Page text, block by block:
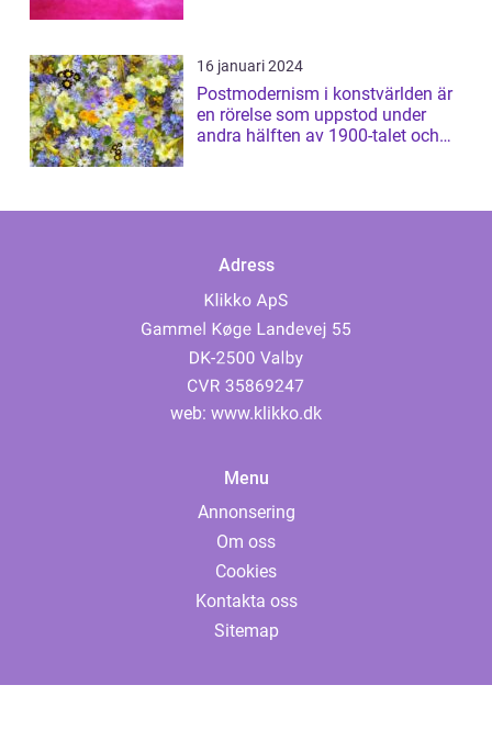
16 januari 2024
Postmodernism i konstvärlden är
en rörelse som uppstod under
andra hälften av 1900-talet och
Adress
web: www.klikko.dk
Menu
Annonsering
Om oss
Cookies
Kontakta oss
Sitemap